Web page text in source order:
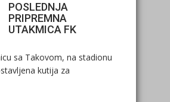
POSLEDNJA
PRIPREMNA
UTAKMICA FK
sa Takovom, na stadionu
kutija za